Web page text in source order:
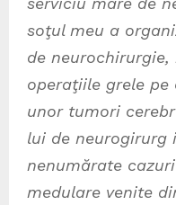
soţul meu a
de
operaţiile grele
unor tumori
lui de neurogirurg
nenumărate
medulare venite